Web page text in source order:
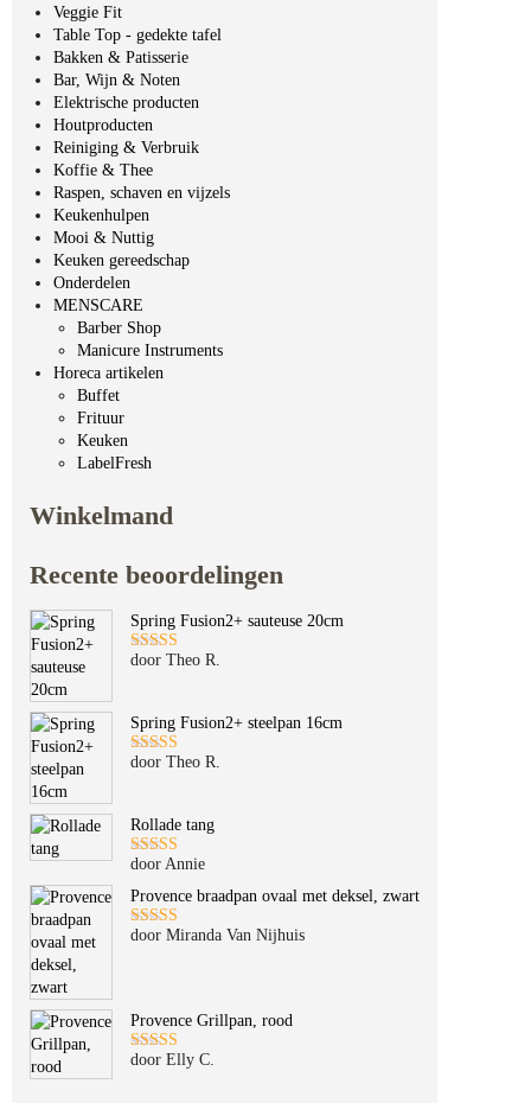
Veggie Fit
Table Top - gedekte tafel
Bakken & Patisserie
Bar, Wijn & Noten
Elektrische producten
Houtproducten
Reiniging & Verbruik
Koffie & Thee
Raspen, schaven en vijzels
Keukenhulpen
Mooi & Nuttig
Keuken gereedschap
Onderdelen
MENSCARE
Barber Shop
Manicure Instruments
Horeca artikelen
Buffet
Frituur
Keuken
LabelFresh
Winkelmand
Recente beoordelingen
Spring Fusion2+ sauteuse 20cm
Gewaardeerd
door Theo R.
Spring Fusion2+ steelpan 16cm
Gewaardeerd
door Theo R.
Rollade tang
Gewaardeerd
door Annie
Provence braadpan ovaal met deksel, zwart
Gewaardeerd
door Miranda Van Nijhuis
Provence Grillpan, rood
Gewaardeerd
door Elly C.